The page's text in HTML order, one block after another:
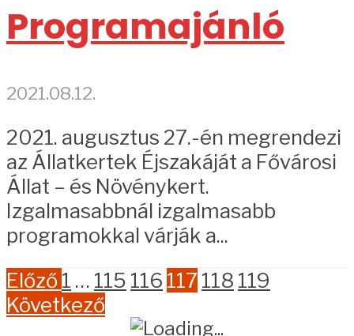
Programajánló
2021.08.12.
2021. augusztus 27.-én megrendezi
az Állatkertek Éjszakáját a Fővárosi
Állat – és Növénykert.
Izgalmasabbnál izgalmasabb
programokkal várják a...
Előző 1 … 115 116 117 118 119
Következő